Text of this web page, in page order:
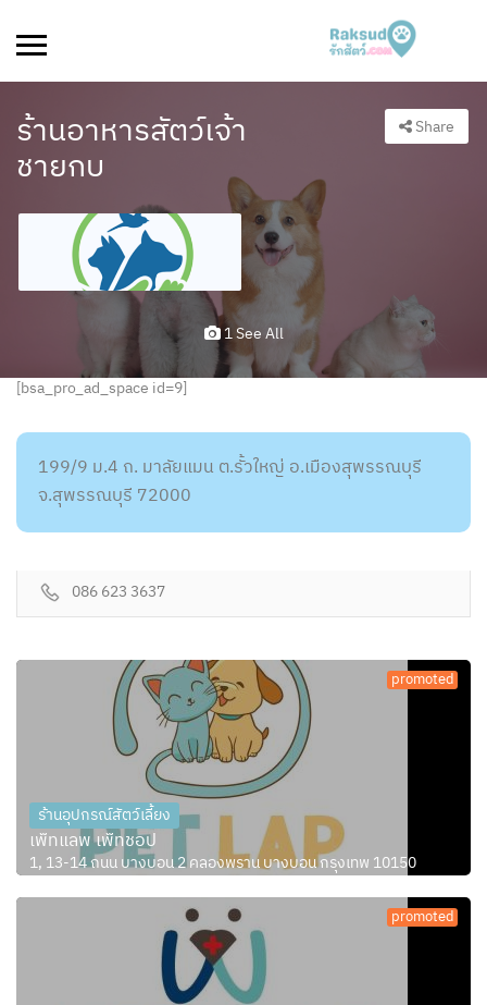
ร้านอาหารสัตว์เจ้า
ชายกบ
Share
1 See All
[bsa_pro_ad_space id=9]
199/9 ม.4 ถ. มาลัยแมน ต.รั้วใหญ่ อ.เมืองสุพรรณบุรี
จ.สุพรรณบุรี 72000
086 623 3637
promoted
ร้านอุปกรณ์สัตว์เลี้ยง
เพ็ทแลพ เพ็ทชอป
1, 13-14 ถนน บางบอน 2 คลองพราน บางบอน กรุงเทพ 10150
promoted